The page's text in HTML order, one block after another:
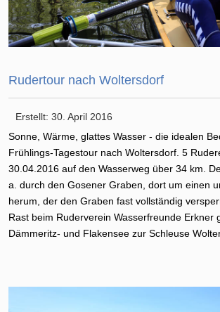
Rudertour nach Woltersdorf
Erstellt: 30. April 2016
Sonne, Wärme, glattes Wasser - die idealen
Frühlings-Tagestour nach Woltersdorf. 5
30.04.2016 auf den Wasserweg über 34 km.
a. durch den Gosener Graben, dort um einen
herum, der den Graben fast vollständig
Rast beim Ruderverein Wasserfreunde Erkner
Dämmeritz- und Flakensee zur Schleuse